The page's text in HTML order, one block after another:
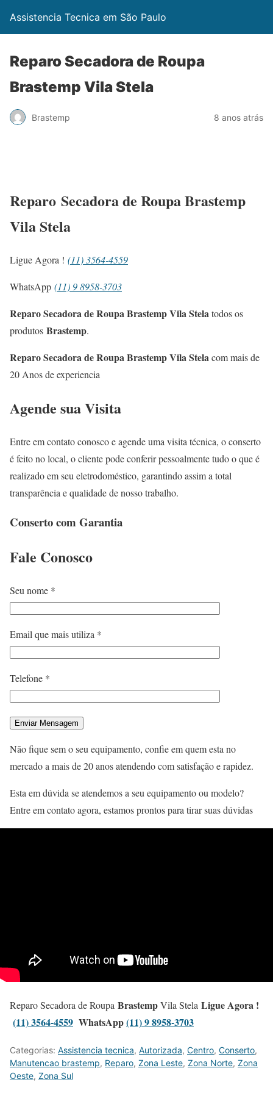
Assistencia Tecnica em São Paulo
Reparo Secadora de Roupa
Brastemp Vila Stela
Brastemp 8 anos atrás
Reparo Secadora de Roupa Brastemp
Vila Stela
Ligue Agora ! (11) 3564-4559
WhatsApp (11) 9 8958-3703
Reparo Secadora de Roupa Brastemp Vila Stelatodos os
produtos Brastemp.
Reparo Secadora de Roupa Brastemp Vila Stelacom mais de
20 Anos de experiencia
Agende sua Visita
Entre em contato conosco e agende uma visita técnica, o conserto
é feito no local, o cliente pode conferir pessoalmente tudo o que é
realizado em seu eletrodoméstico, garantindo assim a total
transparência e qualidade de nosso trabalho.
Conserto com Garantia
Fale Conosco
Seu nome *
Email que mais utiliza *
Telefone *
Não fique sem o seu equipamento, confie em quem esta no
mercado a mais de 20 anos atendendo com satisfação e rapidez.
Esta em dúvida se atendemos a seu equipamento ou modelo?
Entre em contato agora, estamos prontos para tirar suas dúvidas
Reparo Secadora de Roupa BrastempVila Stela Ligue Agora !
(11) 3564-4559 WhatsApp(11) 9 8958-3703
Categorias: Assistencia tecnica, Autorizada, Centro, Conserto,
Manutencao brastemp, Reparo, Zona Leste, Zona Norte, Zona
Oeste, Zona Sul